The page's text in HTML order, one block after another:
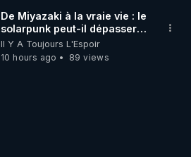
De Miyazaki à la vraie vie : le
solarpunk peut-il dépasser la
fiction ?
Il Y A Toujours L'Espoir
10 hours ago
89 views